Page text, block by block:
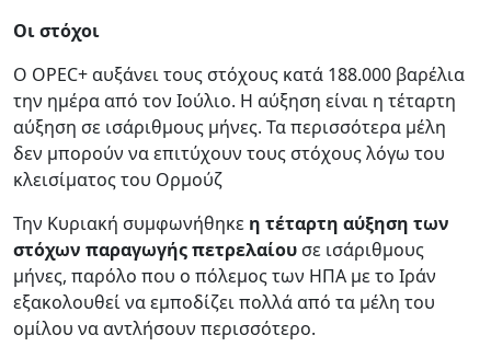
Οι στόχοι
Ο OPEC+ αυξάνει τους στόχους κατά 188.000 βαρέλια
την ημέρα από τον Ιούλιο. Η αύξηση είναι η τέταρτη
αύξηση σε ισάριθμους μήνες. Τα περισσότερα μέλη
δεν μπορούν να επιτύχουν τους στόχους λόγω του
κλεισίματος του Ορμούζ
Την Κυριακή συμφωνήθηκε η τέταρτη αύξηση των
στόχων παραγωγής πετρελαίου σε ισάριθμους
μήνες, παρόλο που ο πόλεμος των ΗΠΑ με το Ιράν
εξακολουθεί να εμποδίζει πολλά από τα μέλη του
ομίλου να αντλήσουν περισσότερο.